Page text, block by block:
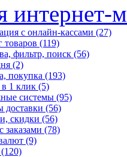
интернет-
с онлайн-кассами (27)
товаров (119)
фильтр, поиск (56)
(2)
покупка (193)
1 клик (5)
системы (95)
(56)
скидки (56)
заказами (78)
(9)
(120)